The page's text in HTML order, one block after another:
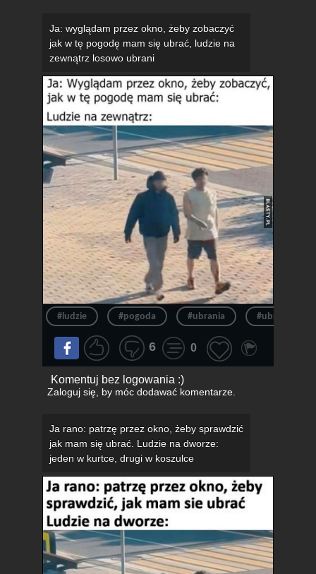
Ja: wyglądam przez okno, żeby zobaczyć
jak w tę pogodę mam się ubrać, ludzie na
zewnątrz losowo ubrani
#ludzie #pogoda #ubrania #ubranie
6 0
Komentuj bez logowania :)
Zaloguj się, by móc dodawać komentarze.
Ja rano: patrzę przez okno, żeby sprawdzić
jak mam się ubrać. Ludzie na dworze:
jeden w kurtce, drugi w koszulce